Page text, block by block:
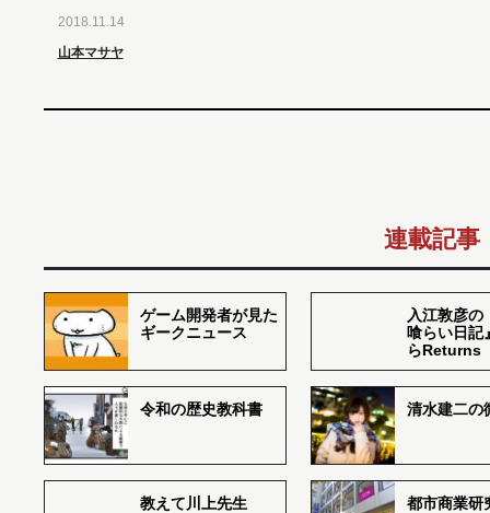
2018.11.14
山本マサヤ
連載記事
ゲーム開発者が見た
ギークニュース
入江敦彦の
喰らい日記
らReturns
令和の歴史教科書 清水建二の
教えて川上先生 都市商業研